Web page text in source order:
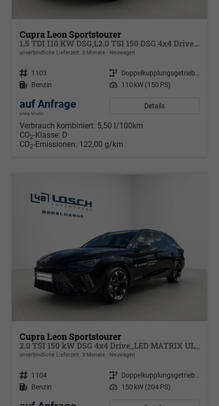
Cupra Leon Sportstourer
1.5 TDI 110 KW DSG,L2.0 TSI 150 DSG 4x4 Drive, Virtual Pedal für Heckklappe, MATRIX ULTRA, Park Assist, dynamische Blinkleuchten, Navigation, ,Pack Safe Drive XL, Winterpaket, Klimaautomatik 3 Z., 18 Zoll Alufelgen Garbi, Edge Paket
unverbindliche Lieferzeit: 3 Monate Neuwagen
Fahrzeugnr. 1103 Getriebe
Doppelkupplungsgetriebe (DSG)
Kraftstoff Benzin Leistung 110 kW (150 PS)
auf Anfrage
ohne MwSt.
Details
Verbrauch kombiniert: 5,50 l/100km
CO2-Klasse: D
CO2-Emissionen: 122,00 g/km
Cupra Leon Sportstourer
2.0 TSI 150 kW DSG 4x4 Drive,,LED MATRIX ULTRA Hauptscheinwerfer, dynamische Blinkleuchten, Navigation, ,Pack Safe Drive XL, Park Assist, Winterpaket, Klimaautomatik 3 Zonen, 18 Zoll Alufelgen Garbi, Edge Paket
unverbindliche Lieferzeit: 3 Monate Neuwagen
Fahrzeugnr. 1104 Getriebe
Doppelkupplungsgetriebe (DSG)
Kraftstoff Benzin Leistung 150 kW (204 PS)